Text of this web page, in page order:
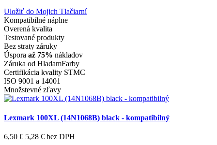
Uložiť do Mojich Tlačiarní
Kompatibilné náplne
Overená kvalita
Testované produkty
Bez straty záruky
Úspora až 75% nákladov
Záruka od HladamFarby
Certifikácia kvality STMC
ISO 9001 a 14001
Množstevné zľavy
Lexmark 100XL (14N1068B) black - kompatibilný
6,50 € 5,28 € bez DPH